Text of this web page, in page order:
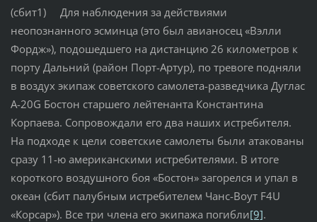
(сбит1) Для наблюдения за действиями
неопознанного эсминца (это был авианосец «Вэлли
Фордж»), подошедшего на дистанцию 26 километров к
порту Дальний (район Порт-Артур), по тревоге подняли
в воздух экипаж советского самолета-разведчика Дуглас
А-20G Бостон старшего лейтенанта Константина
Корпаева. Сопровождали его два наших истребителя.
На подходе к цели советские самолеты были атакованы
сразу 11-ю американскими истребителями. В итоге
короткого воздушного боя «Бостон» загорелся и упал в
океан (сбит палубным истребителем Чанс-Воут F4U
«Корсар»). Все три члена его экипажа погибли[9].